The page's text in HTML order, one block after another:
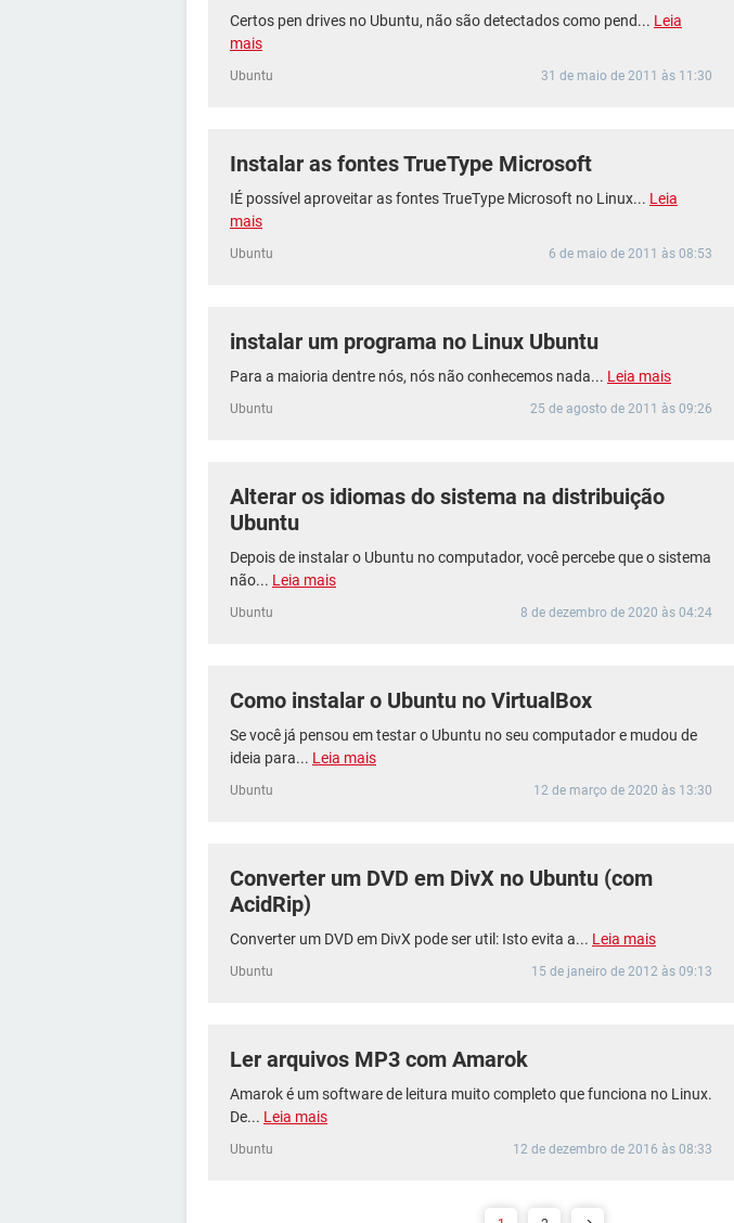
Certos pen drives no Ubuntu, não são detectados como pend... Leia
mais
Ubuntu 31 de maio de 2011 às 11:30
Instalar as fontes TrueType Microsoft
IÉ possível aproveitar as fontes TrueType Microsoft no Linux... Leia
mais
Ubuntu 6 de maio de 2011 às 08:53
instalar um programa no Linux Ubuntu
Para a maioria dentre nós, nós não conhecemos nada... Leia mais
Ubuntu 25 de agosto de 2011 às 09:26
Alterar os idiomas do sistema na distribuição
Ubuntu
Depois de instalar o Ubuntu no computador, você percebe que o sistema
não... Leia mais
Ubuntu 8 de dezembro de 2020 às 04:24
Como instalar o Ubuntu no VirtualBox
Se você já pensou em testar o Ubuntu no seu computador e mudou de
ideia para... Leia mais
Ubuntu 12 de março de 2020 às 13:30
Converter um DVD em DivX no Ubuntu (com
AcidRip)
Converter um DVD em DivX pode ser util: Isto evita a... Leia mais
Ubuntu 15 de janeiro de 2012 às 09:13
Ler arquivos MP3 com Amarok
Amarok é um software de leitura muito completo que funciona no Linux.
De... Leia mais
Ubuntu 12 de dezembro de 2016 às 08:33